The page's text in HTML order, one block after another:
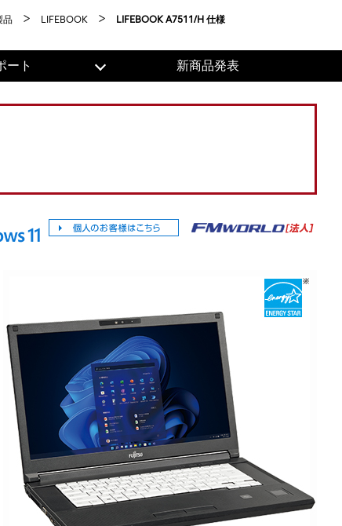
品 LIFEBOOK LIFEBOOK A7511/H 仕様
ート 新商品発表